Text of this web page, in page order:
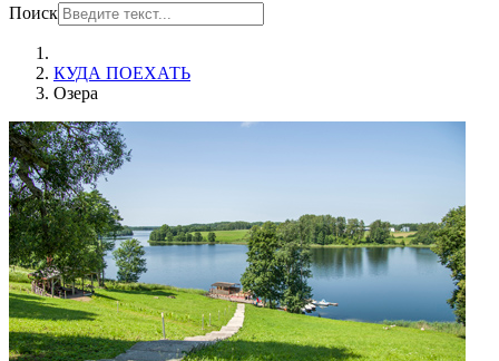
Поиск
КУДА ПОЕХАТЬ
Озера